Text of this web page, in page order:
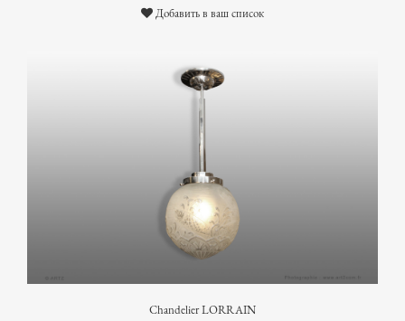
Добавить в ваш список
Chandelier LORRAIN